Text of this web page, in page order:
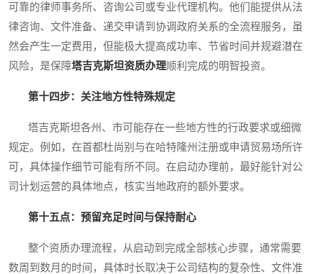
可靠的律师事务所、咨询公司或专业代理机构。他们能提供从法
律咨询、文件准备、递交申请到协调政府关系的全流程服务，虽
然会产生一定费用，但能极大提高成功率、节省时间并规避潜在
风险，是保障塔吉克斯坦资质办理顺利完成的明智投资。
第十四步：关注地方性特殊规定
塔吉克斯坦各州、市可能存在一些地方性的行政要求或细微
规定。例如，在首都杜尚别与在哈特隆州注册或申请贸易场所许
可，具体操作细节可能有所不同。在启动办理前，最好能针对公
司计划运营的具体地点，核实当地政府的额外要求。
第十五点：预留充足时间与保持耐心
整个资质办理流程，从启动到完成全部核心步骤，通常需要
数周到数月的时间，具体时长取决于公司结构的复杂性、文件准